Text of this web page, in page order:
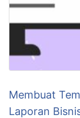
Membuat
Laporan